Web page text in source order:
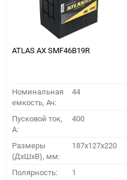
ATLAS AX SMF46B19R
Номинальная
емкость, Ач:
44
Пусковой ток,
A:
400
Размеры
(ДхШхВ), мм:
187x127x220
Полярность: 1